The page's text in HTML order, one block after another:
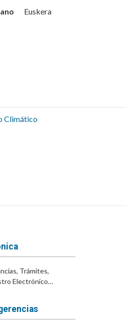
Euskera
Climático
Trámites,
Electrónico…